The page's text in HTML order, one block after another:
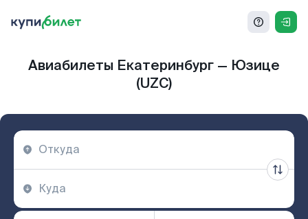
Авиабилеты Екатеринбург — Юзице
(UZC)